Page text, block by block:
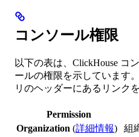
コンソール権限
以下の表は、ClickHouse コ
ールの権限を示しています
リのヘッダーにあるリンク
Permission
Organization (詳細情報)
組